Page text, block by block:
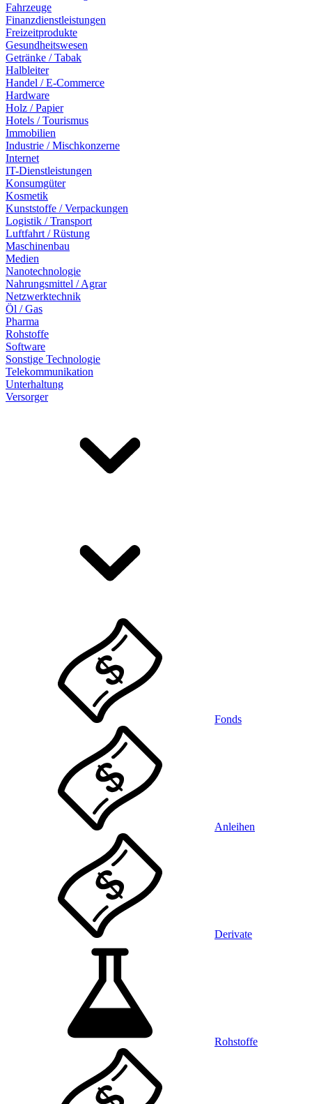
Fahrzeuge
Finanzdienstleistungen
Freizeitprodukte
Gesundheitswesen
Getränke / Tabak
Halbleiter
Handel / E-Commerce
Hardware
Holz / Papier
Hotels / Tourismus
Immobilien
Industrie / Mischkonzerne
Internet
IT-Dienstleistungen
Konsumgüter
Kosmetik
Kunststoffe / Verpackungen
Logistik / Transport
Luftfahrt / Rüstung
Maschinenbau
Medien
Nanotechnologie
Nahrungsmittel / Agrar
Netzwerktechnik
Öl / Gas
Pharma
Rohstoffe
Software
Sonstige Technologie
Telekommunikation
Unterhaltung
Versorger
Fonds
Anleihen
Derivate
Rohstoffe